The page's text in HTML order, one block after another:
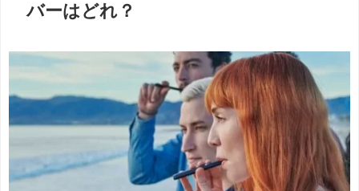
バーはどれ？